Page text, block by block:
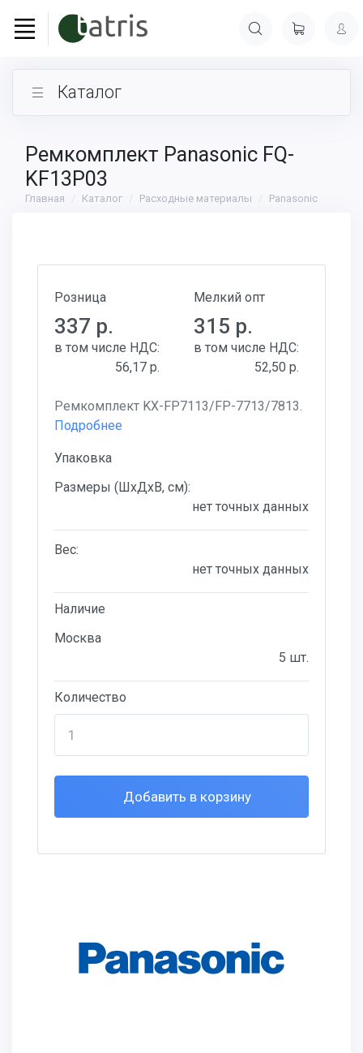
Каталог
Ремкомплект Panasonic FQ-
KF13P03
Главная Каталог Расходные материалы Panasonic
Розница
337 р.
в том числе НДС:
56,17 р.
Мелкий опт
315 р.
в том числе НДС:
52,50 р.
Ремкомплект KX-FP7113/FP-7713/7813.
Подробнее
Упаковка
Размеры (ШхДхВ, см):
нет точных данных
Вес:
нет точных данных
Наличие
Москва
5 шт.
Количество
Добавить в корзину